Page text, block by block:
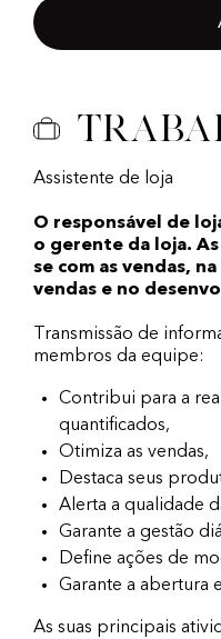
Assistente de loja
O responsável de
o gerente da loja.
se com as vendas,
vendas e no
Transmissão de
membros da equipe:
Contribui para a
quantificados,
Otimiza as vendas,
Destaca seus
Alerta a qualidade
Garante a gestão
Define ações de
Garante a abertura
As suas principais